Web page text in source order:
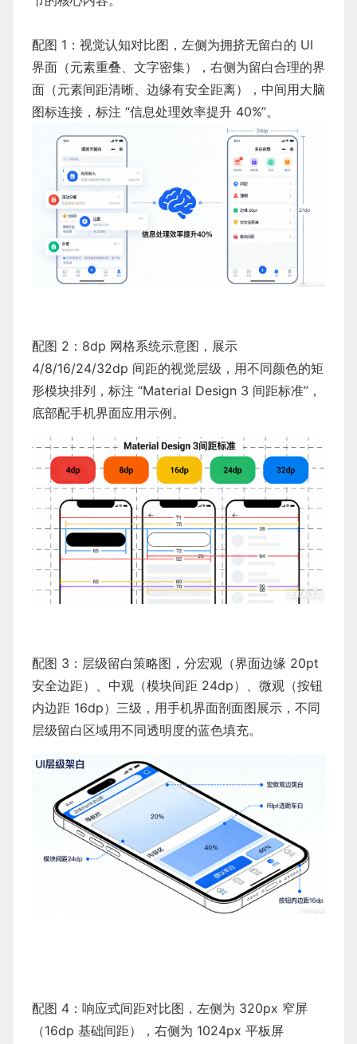
配图 1：视觉认知对比图，左侧为拥挤无留白的 UI
界面（元素重叠、文字密集），右侧为留白合理的界
面（元素间距清晰、边缘有安全距离），中间用大脑
图标连接，标注 “信息处理效率提升 40%”。
配图 2：8dp 网格系统示意图，展示
4/8/16/24/32dp 间距的视觉层级，用不同颜色的矩
形模块排列，标注 “Material Design 3 间距标准”，
底部配手机界面应用示例。
配图 3：层级留白策略图，分宏观（界面边缘 20pt
安全边距）、中观（模块间距 24dp）、微观（按钮
内边距 16dp）三级，用手机界面剖面图展示，不同
层级留白区域用不同透明度的蓝色填充。
配图 4：响应式间距对比图，左侧为 320px 窄屏
（16dp 基础间距），右侧为 1024px 平板屏